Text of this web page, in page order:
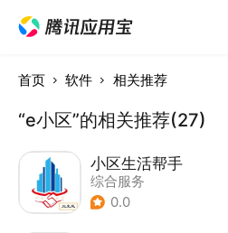
首页 软件 相关推荐
“e小区”的相关推荐(27)
小区生活帮手
综合服务
0.0